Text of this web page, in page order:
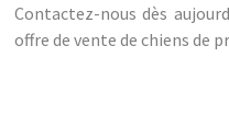
Contactez-nous dès
offre de vente de chiens de